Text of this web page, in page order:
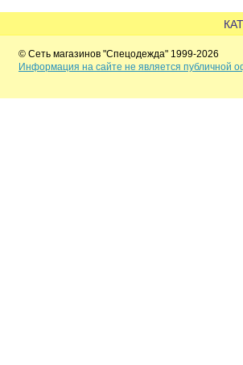
© Сеть магазинов "Спецодежда" 1999-2026
Информация на сайте не является публичной